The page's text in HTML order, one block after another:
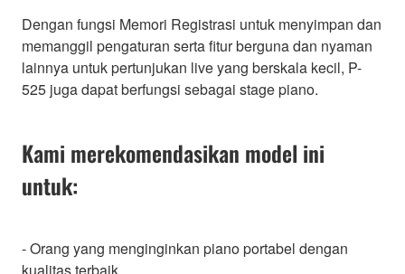
Dengan fungsi Memori Registrasi untuk menyimpan dan
memanggil pengaturan serta fitur berguna dan nyaman
lainnya untuk pertunjukan live yang berskala kecil, P-
525 juga dapat berfungsi sebagai stage piano.
Kami merekomendasikan model ini
untuk:
- Orang yang menginginkan piano portabel dengan